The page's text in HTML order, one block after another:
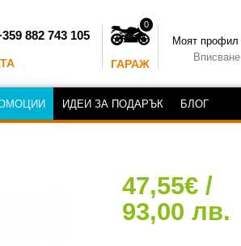
882 743 105
0
ГАРАЖ
Моят профил
Вписване
ИДЕИ ЗА ПОДАРЪК БЛОГ
47,55€ /
93,00 лв.